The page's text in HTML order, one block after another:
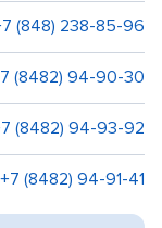
(848) 238-85-96
(8482) 94-90-30
(8482) 94-93-92
+7 (8482) 94-91-41